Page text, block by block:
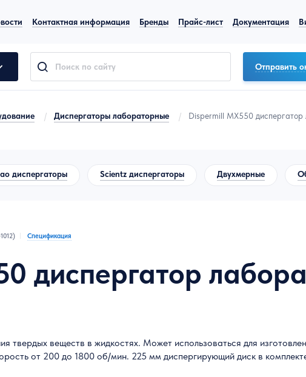
Контактная информация Бренды Прайс-лист Документация
Отправить
/ Диспергаторы лабораторные / Dispermill MX550
диспергаторы Scientz диспергаторы Двухмерные
Спецификация
диспергатор
твердых веществ в жидкостях. Может использоваться для
от 200 до 1800 об/мин. 225 мм диспергирующий диск в